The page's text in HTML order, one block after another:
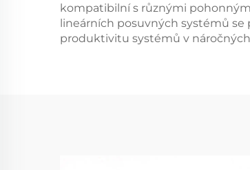
kompatibilní s různými
lineárních posuvných systémů
produktivitu systémů v